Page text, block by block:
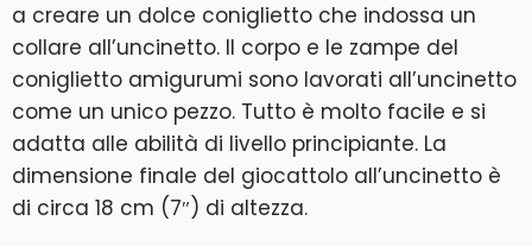
a creare un dolce coniglietto che indossa un
collare all’uncinetto. Il corpo e le zampe del
coniglietto amigurumi sono lavorati all’uncinetto
come un unico pezzo. Tutto è molto facile e si
adatta alle abilità di livello principiante. La
dimensione finale del giocattolo all’uncinetto è
di circa 18 cm (7″) di altezza.